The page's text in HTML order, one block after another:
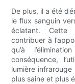
De plus, il a été
le flux sanguin
éclatant. Cette
contribuer à
qu’à
conséquence,
lumière
plus saine et plus